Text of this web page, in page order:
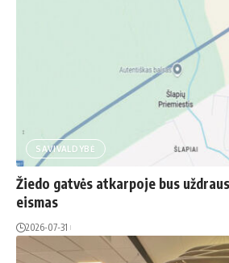
SAVIVALDYBĖ
Žiedo gatvės atkarpoje bus
eismas
2026-07-31